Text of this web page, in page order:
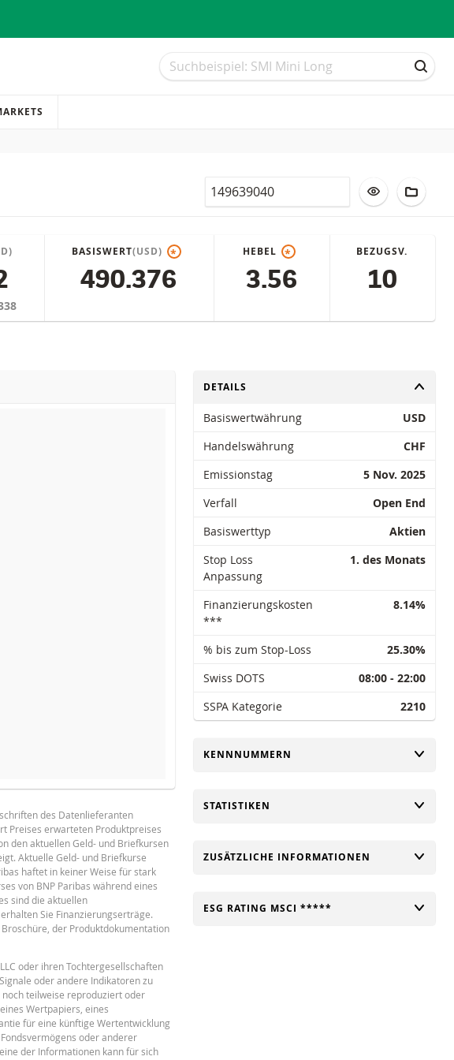
Suche
Suche
Valor ZUR
BASISWERT(USD) *
490.376
HEBEL *
3.56
BEZUGSV.
10
Tag 1 Woche
NEUE SITUATION
-
3.56
PDF Français
des Datenlieferanten
Preises erwarteten Produktpreises
den aktuellen Geld- und Briefkursen
Aktuelle Geld- und Briefkurse
haftet in keiner Weise für stark
von BNP Paribas während eines
sind die aktuellen
Sie Finanzierungserträge.
der Produktdokumentation
oder ihren Tochtergesellschaften
oder andere Indikatoren zu
teilweise reproduziert oder
Wertpapiers, eines
für eine künftige Wertentwicklung
oder anderer
der Informationen kann für sich
UMSCHALTEN
DETAILS
Basiswertwährung
USD
Handelswährung
CHF
Emissionstag
5 Nov. 2025
Verfall
Open End
Basiswerttyp
Aktien
Stop Loss
Anpassung
1. des Monats
Finanzierungskosten
***
8.14%
% bis zum Stop-Loss
25.30%
Swiss DOTS
08:00 - 22:00
SSPA Kategorie
2210
UMSCHALTEN
KENNNUMMERN
UMSCHALTEN
STATISTIKEN
UMSCHALTEN
ZUSÄTZLICHE INFORMATIONEN
UMSCHALTEN
ESG RATING MSCI *****